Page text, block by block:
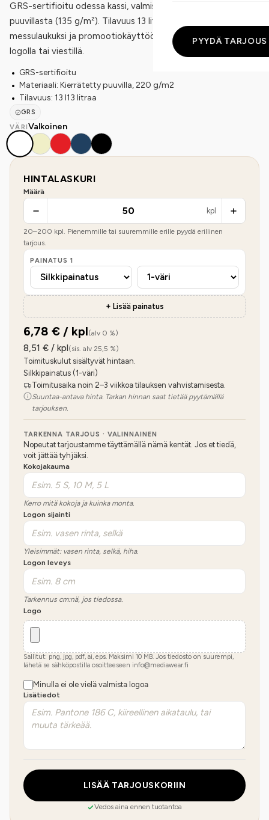
PYYDÄ TARJOUS
GRS-sertifioitu odessa kassi, valmistettu kierrätetystä
puuvillasta (135 g/m²). Tilavuus 13 litraa. Sopii ostoskassiksi,
messulaukuksi ja promootiokäyttöön. Painatettavissa omalla
logolla tai viestillä.
GRS-sertifioitu
Materiaali: Kierrätetty puuvilla, 220 g/m2
Tilavuus: 13 l13 litraa
GRS
VÄRIValkoinen
HINTALASKURI
Määrä
kpl
20–200 kpl. Pienemmille tai suuremmille erille pyydä erillinen
tarjous.
PAINATUS 1
+ Lisää painatus
6,78 € / kpl(alv 0 %)
8,51 € / kpl(sis. alv 25,5 %)
Toimituskulut sisältyvät hintaan.
Silkkipainatus (1-väri)
Toimitusaika noin 2–3 viikkoa tilauksen vahvistamisesta.
Suuntaa-antava hinta. Tarkan hinnan saat tietää pyytämällä
tarjouksen.
TARKENNA TARJOUS · VALINNAINEN
Nopeutat tarjoustamme täyttämällä nämä kentät. Jos et tiedä,
voit jättää tyhjäksi.
Kokojakauma
Kerro mitä kokoja ja kuinka monta.
Logon sijainti
Yleisimmät: vasen rinta, selkä, hiha.
Logon leveys
Tarkennus cm:nä, jos tiedossa.
Logo
Sallitut: png, jpg, pdf, ai, eps. Maksimi 10 MB. Jos tiedosto on suurempi,
lähetä se sähköpostilla osoitteeseen info@mediawear.fi
Minulla ei ole vielä valmista logoa
Lisätiedot
LISÄÄ TARJOUSKORIIN
Vedos aina ennen tuotantoa